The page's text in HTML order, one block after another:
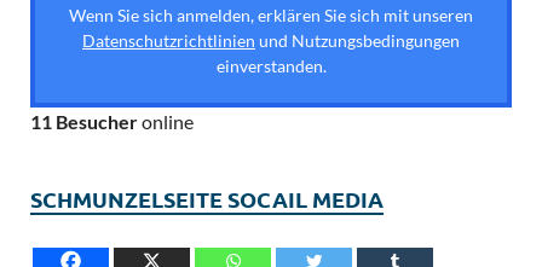
Wenn Sie sich anmelden, erklären Sie sich mit unseren
Datenschutzrichtlinien und Nutzungsbedingungen
einverstanden.
11 Besucheronline
SCHMUNZELSEITE SOCAIL MEDIA